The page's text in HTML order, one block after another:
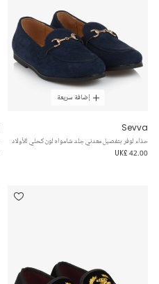
إضافة سريعة
Sevva
حذاء لوفر بتفصيل معدني جلد شامواه لون كحلي للأولاد
UK£ 42.00